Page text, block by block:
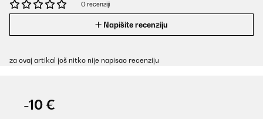
O recenziji
Napišite recenziju
za ovaj artikal još nitko nije napisao recenziju
-10 €